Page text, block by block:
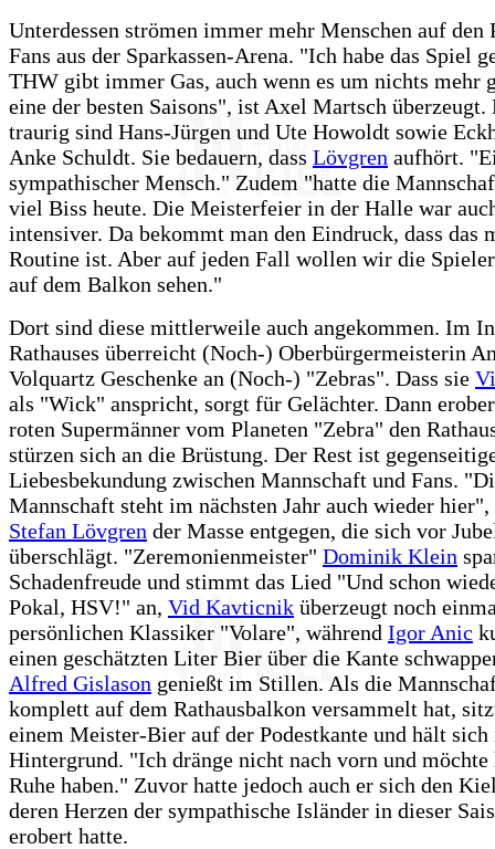
Unterdessen strömen immer mehr Menschen auf den
Fans aus der Sparkassen-Arena. "Ich habe das Spiel
THW gibt immer Gas, auch wenn es um nichts mehr
eine der besten Saisons", ist Axel Martsch überzeugt.
traurig sind Hans-Jürgen und Ute Howoldt sowie
Anke Schuldt. Sie bedauern, dass Lövgren aufhört.
sympathischer Mensch." Zudem "hatte die
viel Biss heute. Die Meisterfeier in der Halle war
intensiver. Da bekommt man den Eindruck, dass das
Routine ist. Aber auf jeden Fall wollen wir die
auf dem Balkon sehen."
Dort sind diese mittlerweile auch angekommen. Im
Rathauses überreicht (Noch-) Oberbürgermeisterin
Volquartz Geschenke an (Noch-) "Zebras". Dass sie
als "Wick" anspricht, sorgt für Gelächter. Dann
roten Supermänner vom Planeten "Zebra" den
stürzen sich an die Brüstung. Der Rest ist
Liebesbekundung zwischen Mannschaft und Fans.
Mannschaft steht im nächsten Jahr auch wieder
Stefan Lövgren der Masse entgegen, die sich vor
überschlägt. "Zeremonienmeister" Dominik Klein
Schadenfreude und stimmt das Lied "Und schon
Pokal, HSV!" an, Vid Kavticnik überzeugt noch
persönlichen Klassiker "Volare", während Igor Anic
einen geschätzten Liter Bier über die Kante
Alfred Gislason genießt im Stillen. Als die
komplett auf dem Rathausbalkon versammelt hat,
einem Meister-Bier auf der Podestkante und hält
Hintergrund. "Ich dränge nicht nach vorn und
Ruhe haben." Zuvor hatte jedoch auch er sich den
deren Herzen der sympathische Isländer in dieser
erobert hatte.